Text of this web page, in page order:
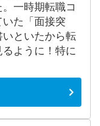
一時期転職コ
た「面接突
といたから転
ように！特に